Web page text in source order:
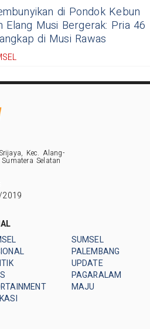
di Pondok Kebun
Elang Musi Bergerak: Pria 46
di Musi Rawas
Kec. Alang-
Selatan
SUMSEL
PALEMBANG
UPDATE
PAGARALAM
MAJU